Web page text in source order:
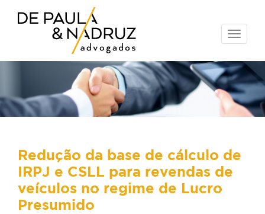
Toggle
Redução da base de cálculo de
IRPJ e CSLL para revendas de
veículos no regime de Lucro
Presumido